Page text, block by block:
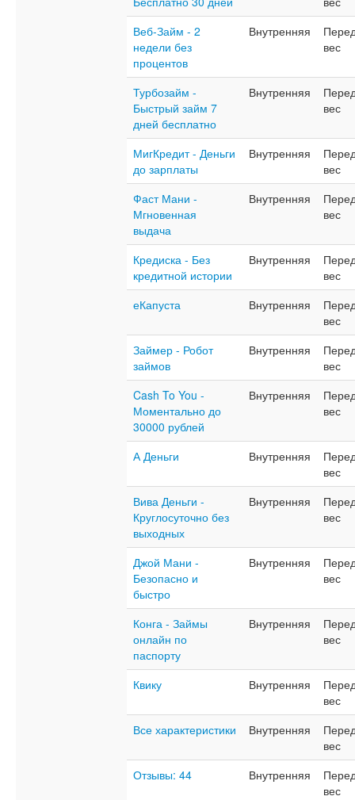
Веб-Займ - 2
недели без
процентов
Внутренняя
вес
Турбозайм -
Быстрый займ 7
дней бесплатно
Внутренняя
вес
МигКредит - Деньги
до зарплаты
Внутренняя
вес
Фаст Мани -
Мгновенная
выдача
Внутренняя
вес
Кредиска - Без
кредитной истории
Внутренняя
вес
еКапуста
Внутренняя
вес
Займер - Робот
займов
Внутренняя
вес
Cash To You -
Моментально до
30000 рублей
Внутренняя
вес
А Деньги Внутренняя
вес
Вива Деньги -
Круглосуточно без
выходных
Внутренняя
вес
Джой Мани -
Безопасно и
быстро
Внутренняя
вес
Конга - Займы
онлайн по
паспорту
Внутренняя
вес
Квику Внутренняя
вес
Все характеристики
Внутренняя
вес
Отзывы: 44
Внутренняя
вес